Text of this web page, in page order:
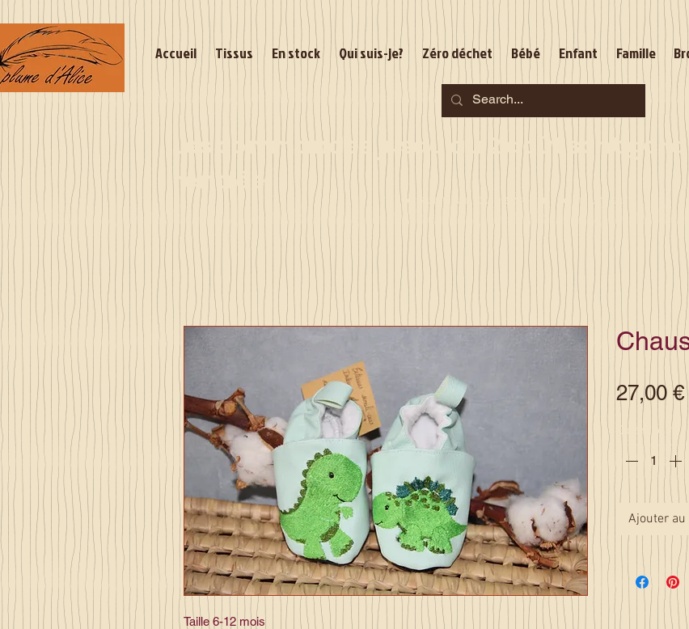
Accueil Tissus En stock Qui suis-je? Zéro déchet Bébé Enfant Famille
Les commandes jusqu'au 2 août sont
rentrée
Je serai en congés du 10 au 23 août
Taille 6-12 mois
27,00 €
Quantité *
Ajouter